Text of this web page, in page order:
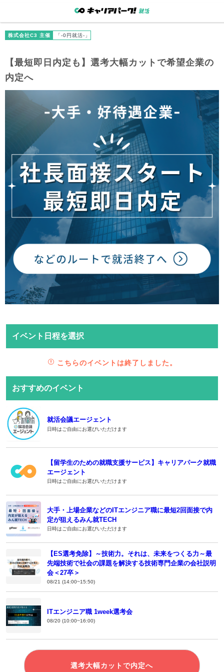
株式会社C3 主催 「-0円就活-」
【最短即日内定も】選考大幅カットで希望企業の
内定へ
イベント日程を選択
こちらのイベントは終了しました。
おすすめのイベント
就活会議エージェント
日時はご自由にお選びいただけます
【留学生のための就職支援サービス】キャリアパーク就職
エージェント
日時はご自由にお選びいただけます
大手・上場企業などのITエンジニア職に最短2回面接で内
定が狙えるみん就TECH
日時はご自由にお選びいただけます
【ES選考免除】～技術力。それは、未来をつくる力～最
先端技術で社会の課題を解決する技術専門企業の会社説明
会＜27卒＞
08/21 (14:00~15:50)
ITエンジニア職 1week選考会
08/20 (10:00~16:00)
選考大幅カットで内定へ